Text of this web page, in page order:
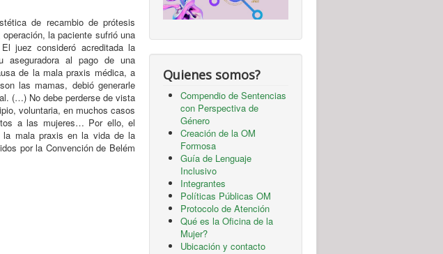
de recambio de prótesis
la paciente sufrió una
juez consideró acreditada la
aseguradora al pago de una
de la mala praxis médica, a
las mamas, debió generarle
(…) No debe perderse de vista
voluntaria, en muchos casos
a las mujeres… Por ello, el
la mala praxis en la vida de la
por la Convención de Belém
Quienes somos?
Compendio de Sentencias
con Perspectiva de
Género
Creación de la OM
Formosa
Guía de Lenguaje
Inclusivo
Integrantes
Políticas Públicas OM
Protocolo de Atención
Qué es la Oficina de la
Mujer?
Ubicación y contacto